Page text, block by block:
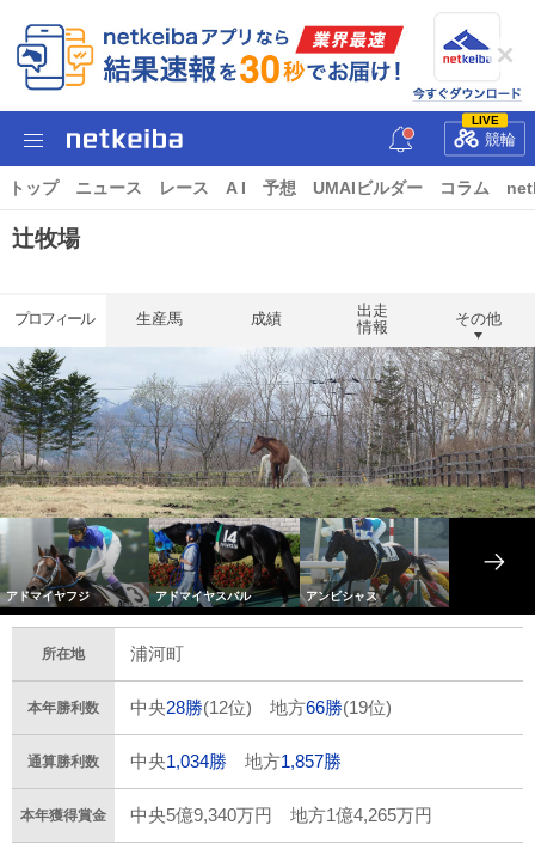
LIVE
競輪
トップ ニュース レース A I 予想 UMAIビルダー コラム
辻牧場
プロフィール 生産馬 成績
出走
情報
その他
アドマイヤフジ アドマイヤスバル アンビシャス
所在地 浦河町
本年勝利数 中央28勝(12位) 地方66勝(19位)
通算勝利数 中央1,034勝 地方1,857勝
本年獲得賞金 中央5億9,340万円 地方1億4,265万円